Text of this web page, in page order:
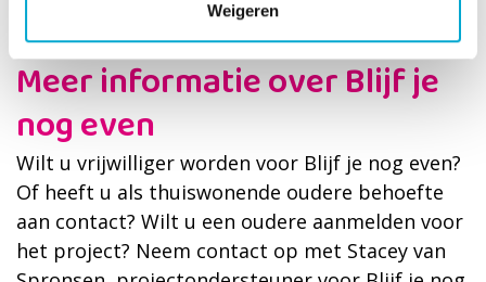
Weigeren
Meer informatie over Blijf je
nog even
Wilt u vrijwilliger worden voor Blijf je nog even?
Of heeft u als thuiswonende oudere behoefte
aan contact? Wilt u een oudere aanmelden voor
het project? Neem contact op met Stacey van